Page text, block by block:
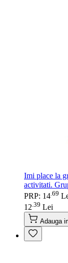
Imi place la
activitati.
PRP: 14 69
12 39 Lei
Adauga